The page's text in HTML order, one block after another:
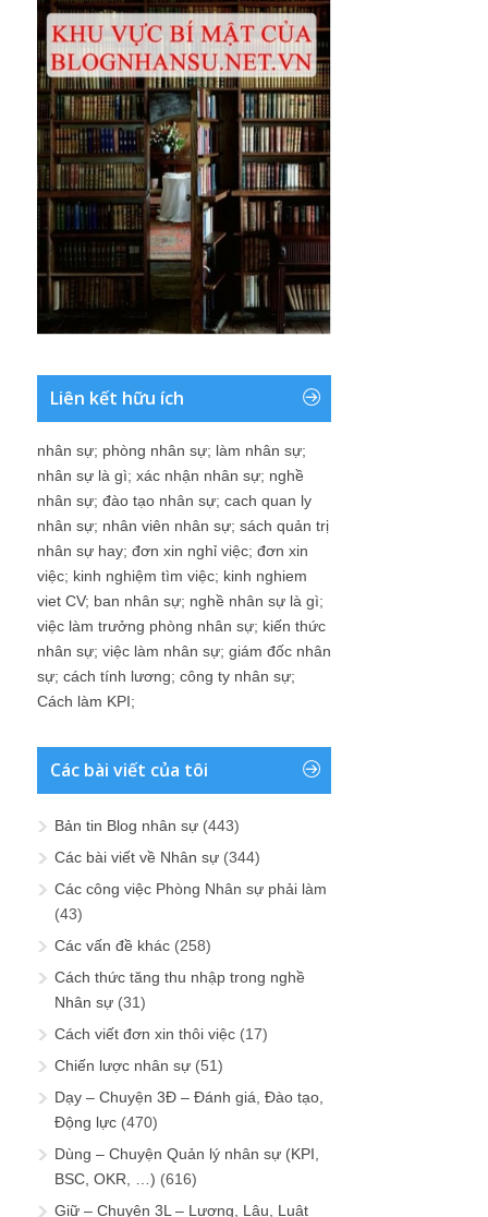
Liên kết hữu ích
nhân sự; phòng nhân sự; làm nhân sự;
nhân sự là gì; xác nhận nhân sự; nghề
nhân sự; đào tạo nhân sự; cach quan ly
nhân sự; nhân viên nhân sự; sách quản trị
nhân sự hay; đơn xin nghỉ việc; đơn xin
việc; kinh nghiệm tìm việc; kinh nghiem
viet CV; ban nhân sự; nghề nhân sự là gì;
việc làm trưởng phòng nhân sự; kiến thức
nhân sự; việc làm nhân sự; giám đốc nhân
sự; cách tính lương; công ty nhân sự;
Cách làm KPI;
Các bài viết của tôi
Bản tin Blog nhân sự (443)
Các bài viết về Nhân sự (344)
Các công việc Phòng Nhân sự phải làm
(43)
Các vấn đề khác (258)
Cách thức tăng thu nhập trong nghề
Nhân sự (31)
Cách viết đơn xin thôi việc (17)
Chiến lược nhân sự (51)
Dạy – Chuyện 3Đ – Đánh giá, Đào tạo,
Động lực (470)
Dùng – Chuyện Quản lý nhân sự (KPI,
BSC, OKR, …) (616)
Giữ – Chuyện 3L – Lương, Lậu, Luật